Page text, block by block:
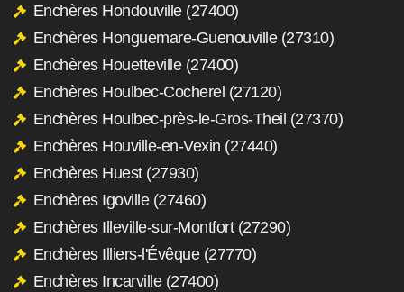
Enchères Hondouville (27400)
Enchères Honguemare-Guenouville (27310)
Enchères Houetteville (27400)
Enchères Houlbec-Cocherel (27120)
Enchères Houlbec-près-le-Gros-Theil (27370)
Enchères Houville-en-Vexin (27440)
Enchères Huest (27930)
Enchères Igoville (27460)
Enchères Illeville-sur-Montfort (27290)
Enchères Illiers-l'Évêque (27770)
Enchères Incarville (27400)